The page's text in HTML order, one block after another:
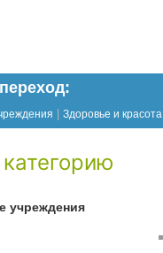
Здоровье и красота
учреждения